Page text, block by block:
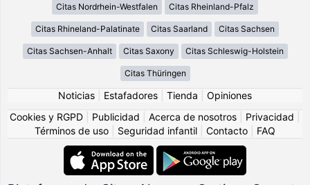
Citas Nordrhein-Westfalen Citas Rheinland-Pfalz
Citas Rhineland-Palatinate Citas Saarland Citas Sachsen
Citas Sachsen-Anhalt Citas Saxony Citas Schleswig-Holstein
Citas Thüringen
Noticias Estafadores Tienda
Opiniones
Cookies y RGPD
Publicidad Acerca de nosotros Privacidad
Términos de uso
Seguridad infantil Contacto FAQ